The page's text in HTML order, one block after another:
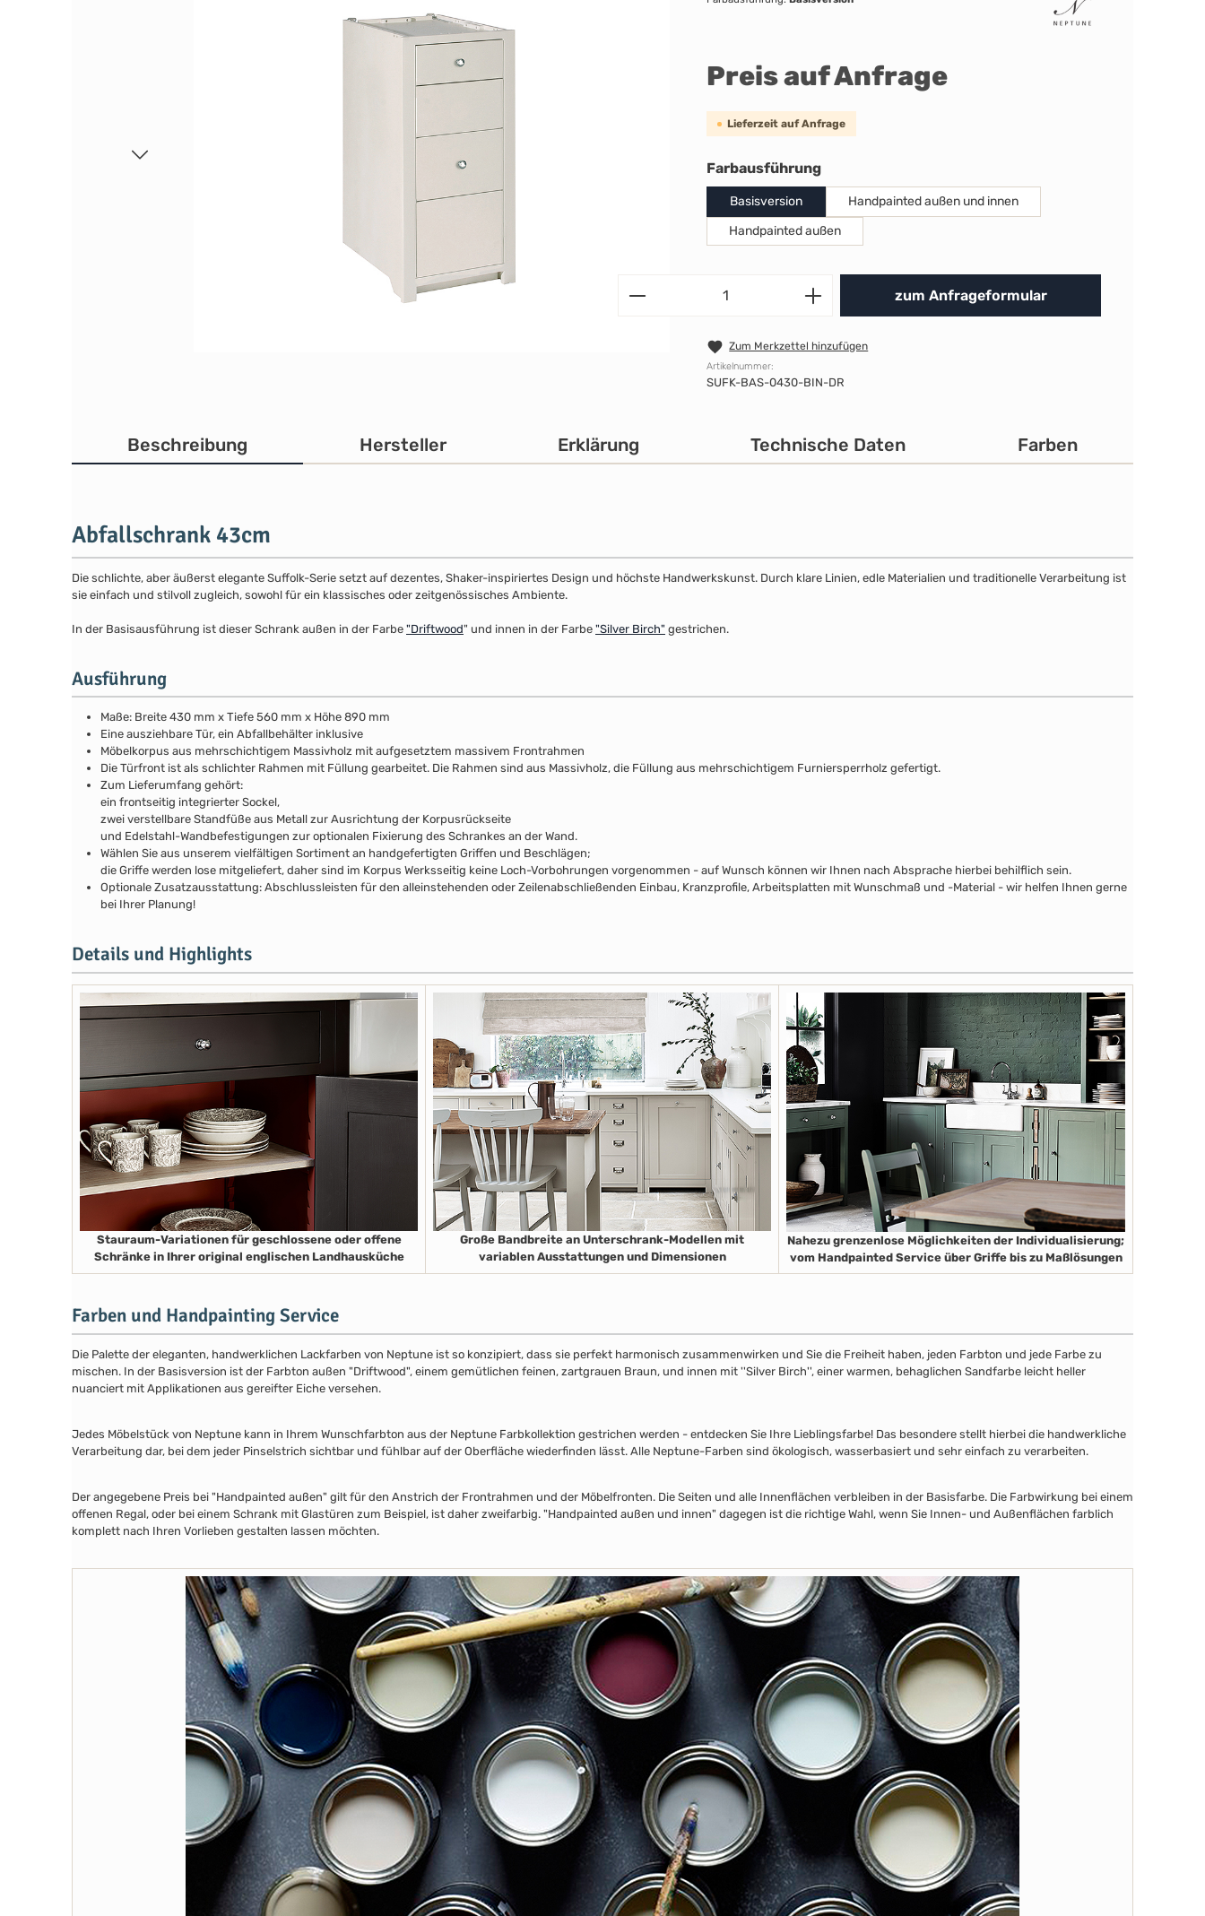
Preis auf Anfrage
Lieferzeit auf Anfrage
Farbausführungauswählen
Basisversion
Handpainted außen und innen
Handpainted außen
Produkt Anzahl: Gib den
zum Anfrageformular
Zum Merkzettel hinzufügen
Artikelnummer:
SUFK-BAS-0430-BIN-DR
Beschreibung Hersteller Erklärung Technische Daten Farben
Abfallschrank 43cm
Die schlichte, aber äußerst elegante Suffolk-Serie setzt auf dezentes, Shaker-inspiriertes Design und höchste Handwerkskunst. Durch klare Linien, edle Materialien und traditionelle Verarbeitung ist
sie einfach und stilvoll zugleich, sowohl für ein klassisches oder zeitgenössisches Ambiente.
In der Basisausführung ist dieser Schrank außen in der Farbe "Driftwood" und innen in der Farbe "Silver Birch" gestrichen.
Ausführung
Maße: Breite 430 mm x Tiefe 560 mm x Höhe 890 mm
Eine ausziehbare Tür, ein Abfallbehälter inklusive
Möbelkorpus aus mehrschichtigem Massivholz mit aufgesetztem massivem Frontrahmen
Die Türfront ist als schlichter Rahmen mit Füllung gearbeitet. Die Rahmen sind aus Massivholz, die Füllung aus mehrschichtigem Furniersperrholz gefertigt.
Zum Lieferumfang gehört:
ein frontseitig integrierter Sockel,
zwei verstellbare Standfüße aus Metall zur Ausrichtung der Korpusrückseite
und Edelstahl-Wandbefestigungen zur optionalen Fixierung des Schrankes an der Wand.
Wählen Sie aus unserem vielfältigen Sortiment an handgefertigten Griffen und Beschlägen;
die Griffe werden lose mitgeliefert, daher sind im Korpus Werksseitig keine Loch-Vorbohrungen vorgenommen - auf Wunsch können wir Ihnen nach Absprache hierbei behilflich sein.
Optionale Zusatzausstattung: Abschlussleisten für den alleinstehenden oder Zeilenabschließenden Einbau, Kranzprofile, Arbeitsplatten mit Wunschmaß und -Material - wir helfen Ihnen gerne
bei Ihrer Planung!
Details und Highlights
Stauraum-Variationen für geschlossene oder offene
Schränke in Ihrer original englischen Landhausküche
Große Bandbreite an Unterschrank-Modellen mit
variablen Ausstattungen und Dimensionen
Nahezu grenzenlose Möglichkeiten der Individualisierung;
vom Handpainted Service über Griffe bis zu Maßlösungen
Farben und Handpainting Service
Die Palette der eleganten, handwerklichen Lackfarben von Neptune ist so konzipiert, dass sie perfekt harmonisch zusammenwirken und Sie die Freiheit haben, jeden Farbton und jede Farbe zu
mischen. In der Basisversion ist der Farbton außen "Driftwood", einem gemütlichen feinen, zartgrauen Braun, und innen mit ''Silver Birch'', einer warmen, behaglichen Sandfarbe leicht heller
nuanciert mit Applikationen aus gereifter Eiche versehen.
Jedes Möbelstück von Neptune kann in Ihrem Wunschfarbton aus der Neptune Farbkollektion gestrichen werden - entdecken Sie Ihre Lieblingsfarbe! Das besondere stellt hierbei die handwerkliche
Verarbeitung dar, bei dem jeder Pinselstrich sichtbar und fühlbar auf der Oberfläche wiederfinden lässt. Alle Neptune-Farben sind ökologisch, wasserbasiert und sehr einfach zu verarbeiten.
Der angegebene Preis bei "Handpainted außen" gilt für den Anstrich der Frontrahmen und der Möbelfronten. Die Seiten und alle Innenflächen verbleiben in der Basisfarbe. Die Farbwirkung bei einem
offenen Regal, oder bei einem Schrank mit Glastüren zum Beispiel, ist daher zweifarbig. "Handpainted außen und innen" dagegen ist die richtige Wahl, wenn Sie Innen- und Außenflächen farblich
komplett nach Ihren Vorlieben gestalten lassen möchten.